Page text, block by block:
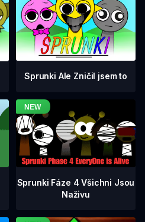
Sprunki Ale Zničil jsem to
Sprunki Fáze 4 Všichni Jsou
Naživu